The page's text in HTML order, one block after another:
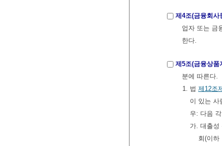
제4조(금융회사
업자 또는 금
한다.
제5조(금융상품
분에 따른다.
1. 법 제12조
이 있는 사
우: 다음
가. 대출
회(이하